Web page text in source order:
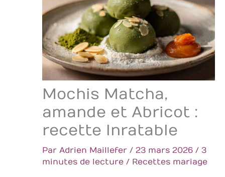
Mochis Matcha,
amande et Abricot :
recette Inratable
Par Adrien Maillefer / 23 mars 2026 / 3
minutes de lecture / Recettes mariage